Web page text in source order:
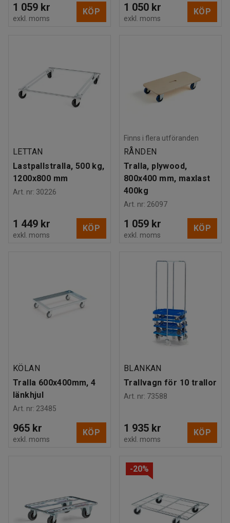
1 059 kr
exkl. moms
KÖP 1 050 kr
exkl. moms
KÖP
LETTAN
Lastpallstralla, 500 kg,
1200x800 mm
Art. nr: 30226
1 449 kr
exkl. moms
KÖP
Finns i flera utföranden
RÅNDEN
Tralla, plywood,
800x400 mm, maxlast
400kg
Art. nr: 26097
1 059 kr
exkl. moms
KÖP
KÖLAN
Tralla 600x400mm, 4
länkhjul
Art. nr: 23485
965 kr
exkl. moms
KÖP
BLANKAN
Trallvagn för 10 trallor
Art. nr: 73588
1 935 kr
exkl. moms
KÖP
-20%